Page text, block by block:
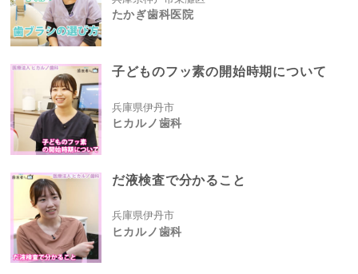
たかぎ歯科医院
子どものフッ素の開始時期について
兵庫県伊丹市
ヒカルノ歯科
だ液検査で分かること
兵庫県伊丹市
ヒカルノ歯科